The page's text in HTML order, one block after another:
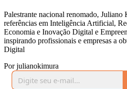
Palestrante nacional renomado, Juliano
referências em Inteligência Artificial,
Economia e Inovação Digital e
inspirando profissionais e empresas a
Digital
Por julianokimura